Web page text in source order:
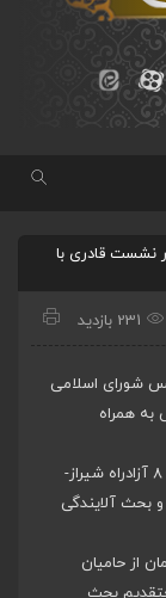
نشست قادری با
231 بازدید
شورای اسلامی
به همراه
در این جلسه در خصوص موارد و مشکلات قطعه ۸ آزادراه شیراز-
و بحث آلایندگی
از حامیان
بحث